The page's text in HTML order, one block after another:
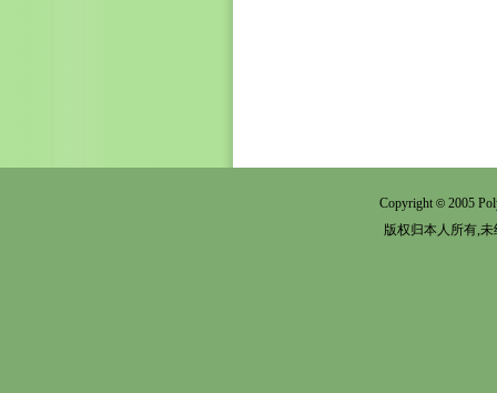
Copyright© 2005
版权归本人所有,